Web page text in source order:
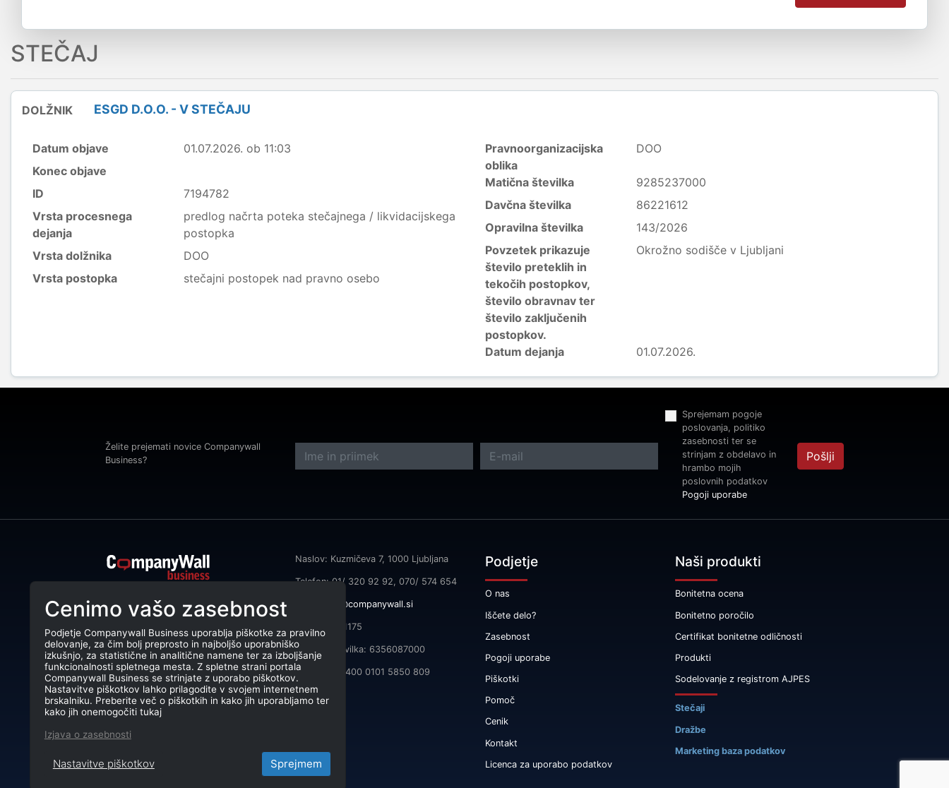
STEČAJ
DOLŽNIK ESGD D.O.O. - V STEČAJU
Datum objave
01.07.2026. ob 11:03
Konec objave
ID
7194782
Vrsta procesnega
dejanja
predlog načrta poteka stečajnega / likvidacijskega
postopka
Vrsta dolžnika
DOO
Vrsta postopka
stečajni postopek nad pravno osebo
Pravnoorganizacijska
oblika
DOO
Matična številka
9285237000
Davčna številka
86221612
Opravilna številka
143/2026
Povzetek prikazuje
število preteklih in
tekočih postopkov,
število obravnav ter
število zaključenih
postopkov.
Okrožno sodišče v Ljubljani
Datum dejanja 01.07.2026.
Želite prejemati novice Companywall
Business?
Sprejemam pogoje
poslovanja, politiko
zasebnosti ter se
strinjam z obdelavo in
hrambo mojih
poslovnih podatkov
Pogoji uporabe
Pošlji
podjetjem pomaga izboljšati
poslovanje z iskanjem in povezovanjem
strank.
CompanyWall Business © 2026
Naslov: Kuzmičeva 7, 1000 Ljubljana
Telefon: 01/ 320 92 92, 070/ 574 654
info@companywall.si
DŠ: SI55591175
Matična številka: 6356087000
TRR: SI56 3400 0101 5850 809
Podjetje
O nas
Iščete delo?
Zasebnost
Pogoji uporabe
Piškotki
Pomoč
Cenik
Kontakt
Licenca za uporabo podatkov
Naši produkti
Bonitetna ocena
Bonitetno poročilo
Certifikat bonitetne odličnosti
Produkti
Sodelovanje z registrom AJPES
Stečaji
Dražbe
Marketing baza podatkov
Cenimo vašo zasebnost
Podjetje Companywall Business uporablja piškotke za pravilno
delovanje, za čim bolj preprosto in najboljšo uporabniško
izkušnjo, za statistične in analitične namene ter za izboljšanje
funkcionalnosti spletnega mesta. Z spletne strani portala
Companywall Business se strinjate z uporabo piškotkov.
Nastavitve piškotkov lahko prilagodite v svojem internetnem
brskalniku. Preberite več o piškotkih in kako jih uporabljamo ter
kako jih onemogočiti tukaj
Izjava o zasebnosti
Nastavitve piškotkov Sprejmem